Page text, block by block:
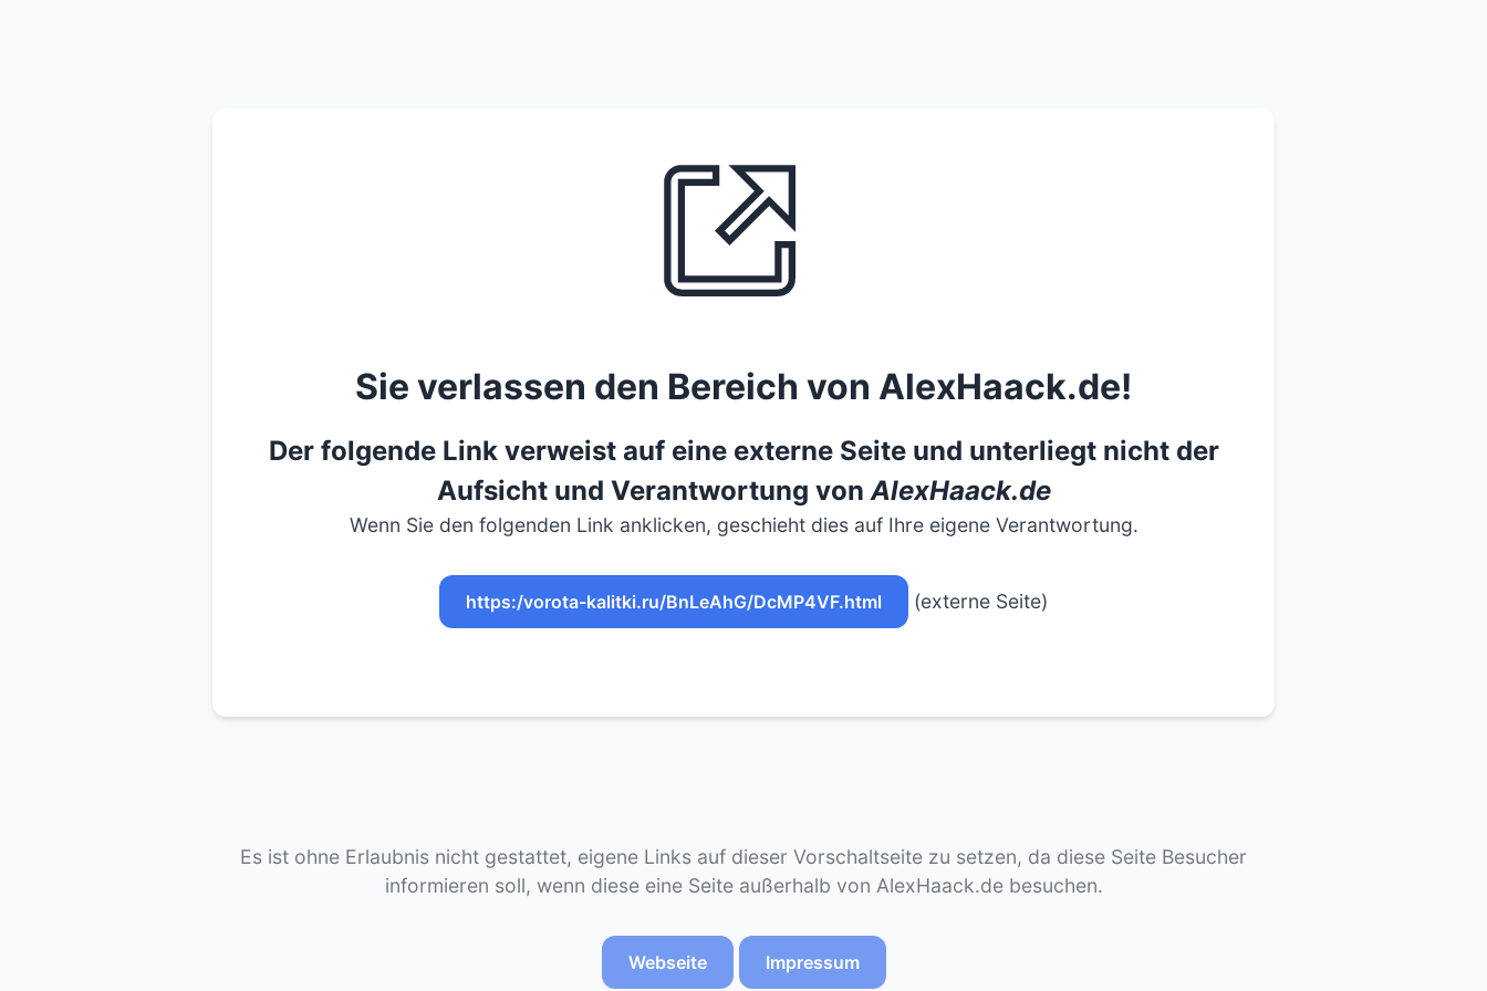
Sie verlassen den Bereich von AlexHaack.de!
Der folgende Link verweist auf eine externe Seite und unterliegt nicht der
Aufsicht und Verantwortung vonAlexHaack.de
Wenn Sie den folgenden Link anklicken, geschieht dies auf Ihre eigene Verantwortung.
https:/vorota-kalitki.ru/BnLeAhG/DcMP4VF.html (externe Seite)
Es ist ohne Erlaubnis nicht gestattet, eigene Links auf dieser Vorschaltseite zu setzen, da diese Seite Besucher
informieren soll, wenn diese eine Seite außerhalb von AlexHaack.de besuchen.
Webseite Impressum